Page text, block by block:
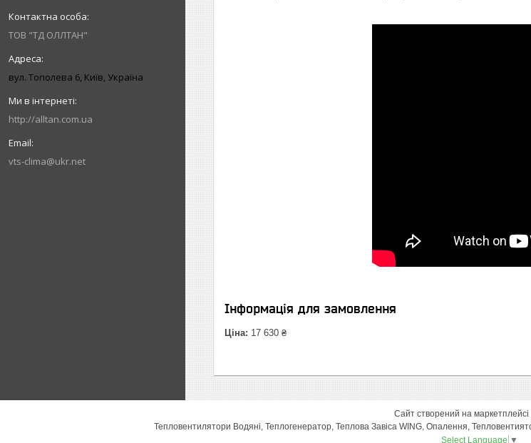
ТОВ "ТД ОЛЛТАН"
вул. Тополева 6, Київ, Україна
http://alltan.com.ua
vts-clima@ukr.net
Інформація для замовлення
Ціна: 17 630 ₴
Сайт створений на маркетплейсі
Select Language ▼